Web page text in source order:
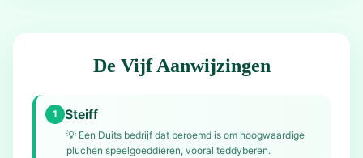
De Vijf Aanwijzingen
1 Steiff
💡 Een Duits bedrijf dat beroemd is om hoogwaardige
pluchen speelgoeddieren, vooral teddyberen.